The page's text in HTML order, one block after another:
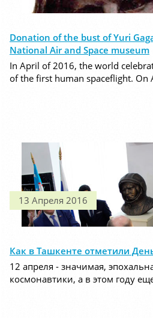
Donation of the bust of Yuri
National Air and Space museum
In April of 2016, the world
of the first human spaceflight. On
13 Апреля 2016
Как в Ташкенте отметили
12 апреля - значимая,
космонавтики, а в этом году